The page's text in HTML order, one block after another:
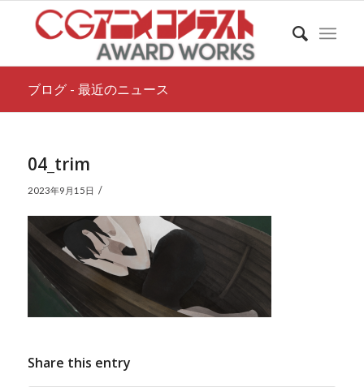
ブログ - 最近のニュース
04_trim
2023年9月15日 /
Share this entry